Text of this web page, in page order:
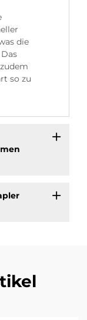
die
so zu